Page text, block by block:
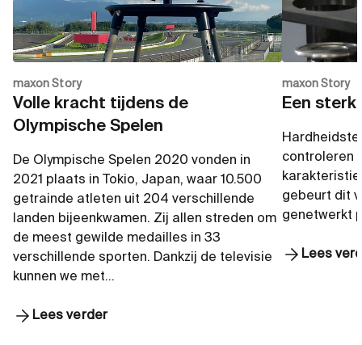
maxon Story
Volle kracht tijdens de
Olympische Spelen
De Olympische Spelen 2020 vonden in
2021 plaats in Tokio, Japan, waar 10.500
getrainde atleten uit 204 verschillende
landen bijeenkwamen. Zij allen streden om
de meest gewilde medailles in 33
verschillende sporten. Dankzij de televisie
kunnen we met…
Lees verder
maxon Story
Een
controleren
gebeurt dit
genetwerkt
Lees